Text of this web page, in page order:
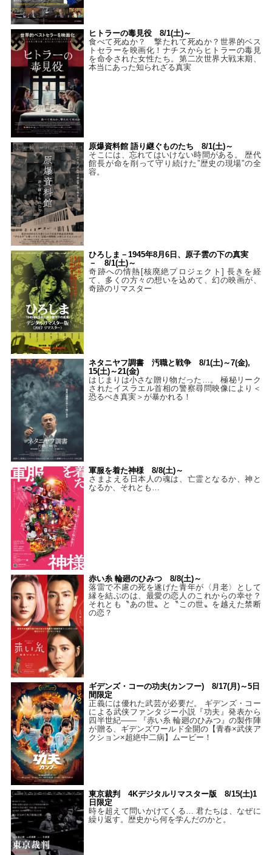
ヒトラーの毒見役 8/1(土)～
食べて死ぬか？ 撃たれて死ぬか？世界的ベス
トセラーを映画化！ナチスからヒトラーの毒見
を命令された女性たち。第二次世界大戦末期、
本当にあった知られざる真実
原爆資料館 語り継ぐものたち 8/1(土)～
そこには、忘れてはいけない時間がある。 歴代
館長が命を削って守り続けた”歴史の現場”の全
容。
ひろしま－1945年8月6日、原子雲の下の真実
－ 8/1(土)～
奇跡への情熱[核廃絶プロジェクト] 長きを経
て、多くの方々の想いを込めて、幻の映画が、
奇跡のリマスター
ネタニヤフ調書 汚職と戦争 8/1(土)～7(金),
15(土)～21(金)
はじまりは小さな贈り物だった…。 極秘リーク
されたイスラエル首相の警察尋問映像により＜
恐るべき真実＞が暴かれる！
軍服を着た神様 8/8(土)～
さまよえる日本人の魂は、亡霊となるか、神と
なるか、それとも…
赤い糸 輪廻のひみつ 8/8(土)～
落雷で不慮の死を遂げた青年が〈月老〉として
縁を結ぶのは、最愛の恋人のこれからの幸せ？
それとも〝あの世〟と〝この世〟を越えた禁断
の恋？
ギデンズ・コーの功夫(カンフー) 8/17(月)～5日
間限定
正義には優れた武芸が必要だ。 ギデンズ・コー
による武侠ファンタジー小説『功夫』発表から
四半世紀―― 『赤い糸 輪廻のひみつ』の製作陣
が贈る、ギデンズワールド全開の【青春×武侠ア
クション×超絶中二病】ムービー！
東京裁判 4Kデジタルリマスター版 8/15(土)1
日限定
時を超えて問いかけてくる… 君たちは、なぜに
繰り返す。歴史から何を学んだのかと。